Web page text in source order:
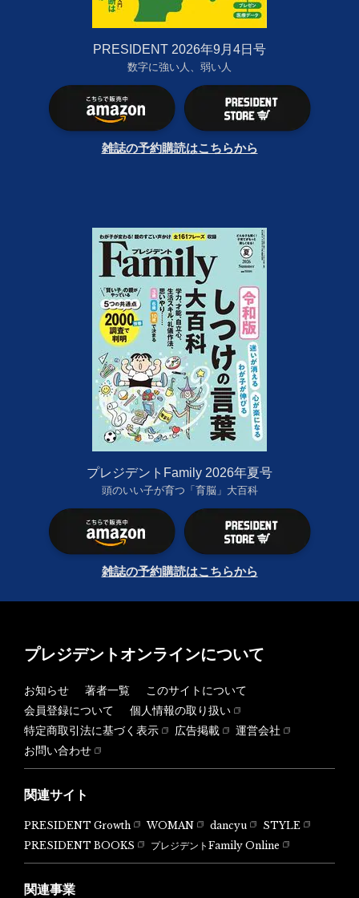
PRESIDENT 2026年9月4日号
数字に強い人、弱い人
雑誌の予約購読はこちらから
プレジデントFamily 2026年夏号
頭のいい子が育つ「育脳」大百科
雑誌の予約購読はこちらから
プレジデントオンラインについて
お知らせ 著者一覧
このサイトについて
会員登録について
個人情報の取り扱い
特定商取引法に基づく表示
広告掲載
運営会社
お問い合わせ
関連サイト
PRESIDENT Growth WOMAN dancyu
STYLE
PRESIDENT BOOKS
プレジデントFamily Online
関連事業